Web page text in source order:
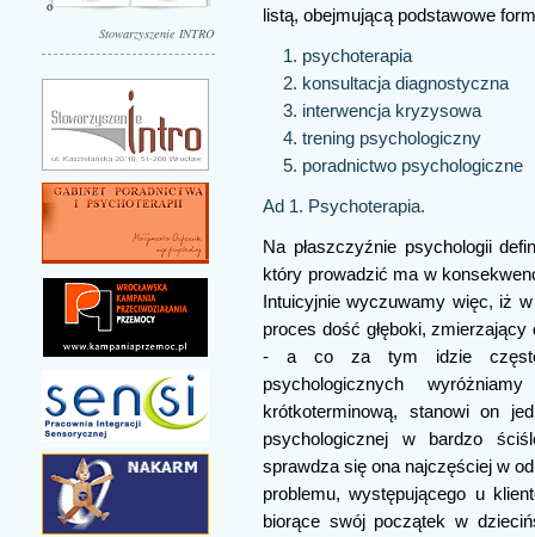
Stowarzyszenie INTRO
listą, obejmującą podstawowe
psychoterapia
konsultacja diagnostyczna
interwencja kryzysowa
trening psychologiczny
poradnictwo psychologiczne
Ad 1. Psychoterapia.
Na płaszczyźnie psychologii
który prowadzić ma w
Intuicyjnie wyczuwamy więc, iż
proces dość głęboki,
- a co za tym idzie często
psychologicznych
krótkoterminową, stanowi on
psychologicznej w bardzo
sprawdza się ona najczęściej w
problemu, występującego u
biorące swój początek w